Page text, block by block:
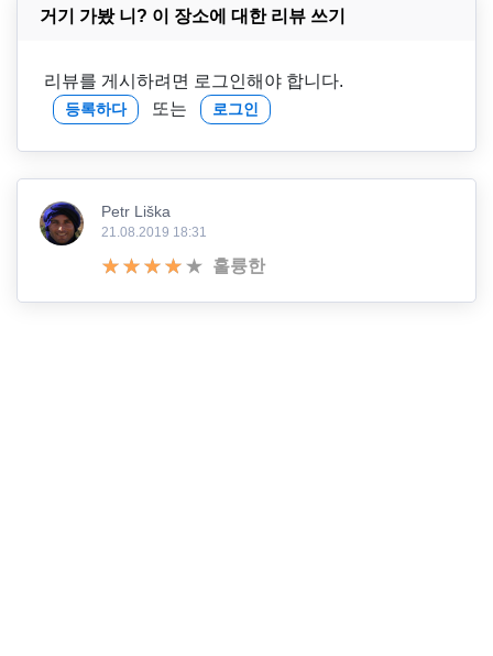
거기 가봤 니? 이 장소에 대한 리뷰 쓰기
리뷰를 게시하려면 로그인해야 합니다.
등록하다 또는 로그인
Petr Liška
21.08.2019 18:31
훌륭한